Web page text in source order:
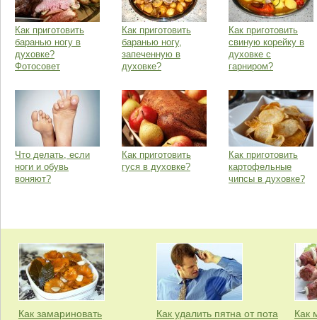
Как приготовить
баранью ногу в
духовке?
Фотосовет
Как приготовить
баранью ногу,
запеченную в
духовке?
Как приготовить
свиную корейку в
духовке с
гарниром?
Что делать, если
ноги и обувь
воняют?
Как приготовить
гуся в духовке?
Как приготовить
картофельные
чипсы в духовке?
Как замариновать
Как удалить пятна от пота
Как